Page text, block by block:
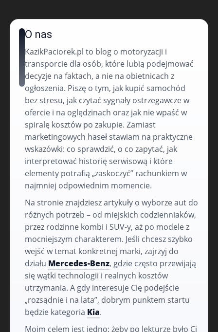
O nas
KazikPaciorek.pl to blog o motoryzacji i
transporcie dla osób, które lubią podejmować
decyzje na faktach, a nie na obietnicach z
ogłoszenia. Piszę o tym, jak kupić samochód
bez stresu, jak czytać sygnały ostrzegawcze w
ofercie i na oględzinach oraz jak nie wpaść w
spiralę kosztów po zakupie. Zamiast
marketingowych haseł stawiam na praktyczne
wskazówki: co sprawdzić, o co zapytać, jak
interpretować historię serwisową i które
elementy potrafią „zaskoczyć” rachunkiem w
najmniej odpowiednim momencie.
Na stronie znajdziesz artykuły o wyborze aut do
różnych potrzeb – od miejskich codzienniaków,
przez rodzinne kombi i SUV-y, aż po modele z
mocniejszym charakterem. Jeśli chcesz szybko
wejść w temat konkretnej marki, zajrzyj do
działu Mercedes-Benz, gdzie często przewijają
się wątki technologii i realnych kosztów
utrzymania. A gdy interesuje Cię podejście
„rozsądnie i na lata”, dobrym punktem startu
będzie kategoria Kia.
Moim celem jest jedno: żeby po lekturze było Ci